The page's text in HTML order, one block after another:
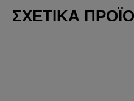
ΣΧΕΤΙΚΆ